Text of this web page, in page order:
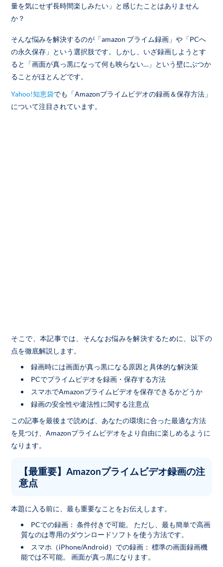
量を気にせず長時間楽しみたい」と感じたことはありません
か？
そんな悩みを解決するのが「amazon プライム録画」や「PCへ
の永久保存」という選択肢です。しかし、いざ録画しようとす
ると「画面が真っ黒になって何も映らない…」という壁にぶつか
ることがほとんどです。
Yahoo!知恵袋でも「Amazonプライムビデオの録画＆保存方法」
について注目されています。
そこで、本記事では、そんなお悩みを解決するために、以下の
点を徹底解説します。
録画時には画面が真っ黒になる原因と具体的な解決策
PCでプライムビデオを録画・保存する方法
スマホでAmazonプライムビデオを保存できるかどうか
録画の安全性や違法性に関する注意点
この記事を最後まで読めば、あなたの環境に合った最適な方法
を見つけ、Amazonプライムビデオをより自由に楽しめるように
なります。
【最重要】Amazonプライムビデオ録画の注
意点
本題に入る前に、最も重要なことをお伝えします。
PCでの録画： 条件付きで可能。 ただし、最も簡単で高画
質なのは専用のダウンロードソフトを使う方法です。
スマホ（iPhone/Android）での録画： 標準の画面録画機
能では不可能。 画面が真っ黒になります。